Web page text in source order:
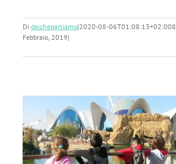
Di daichepartiamo|2020-08-06T01:08:13+02:008
Febbraio, 2019|